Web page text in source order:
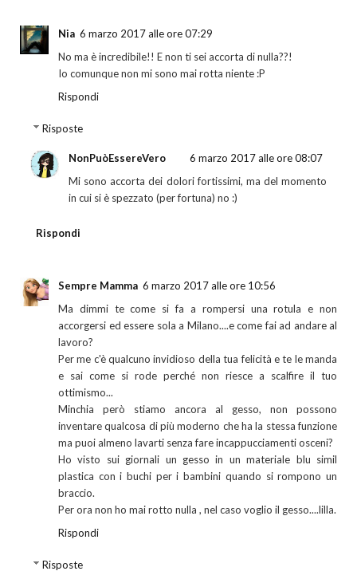
Nia 6 marzo 2017 alle ore 07:29
No ma è incredibile!! E non ti sei accorta di nulla??!
Io comunque non mi sono mai rotta niente :P
Rispondi
Risposte
NonPuòEssereVero
6 marzo 2017 alle ore 08:07
Mi sono accorta dei dolori fortissimi, ma del momento
in cui si è spezzato (per fortuna) no :)
Rispondi
Sempre Mamma 6 marzo 2017 alle ore 10:56
Ma dimmi te come si fa a rompersi una rotula e non
accorgersi ed essere sola a Milano....e come fai ad andare al
lavoro?
Per me c'è qualcuno invidioso della tua felicità e te le manda
e sai come si rode perché non riesce a scalfire il tuo
ottimismo...
Minchia però stiamo ancora al gesso, non possono
inventare qualcosa di più moderno che ha la stessa funzione
ma puoi almeno lavarti senza fare incappucciamenti osceni?
Ho visto sui giornali un gesso in un materiale blu simil
plastica con i buchi per i bambini quando si rompono un
braccio.
Per ora non ho mai rotto nulla , nel caso voglio il gesso....lilla.
Rispondi
Risposte